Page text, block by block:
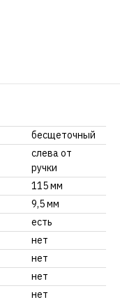
бесщеточный
слева от
ручки
115 мм
9,5 мм
есть
нет
нет
нет
нет